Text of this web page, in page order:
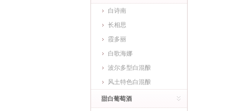
白诗南
长相思
霞多丽
白歌海娜
波尔多型白混酿
风土特色白混酿
甜白葡萄酒